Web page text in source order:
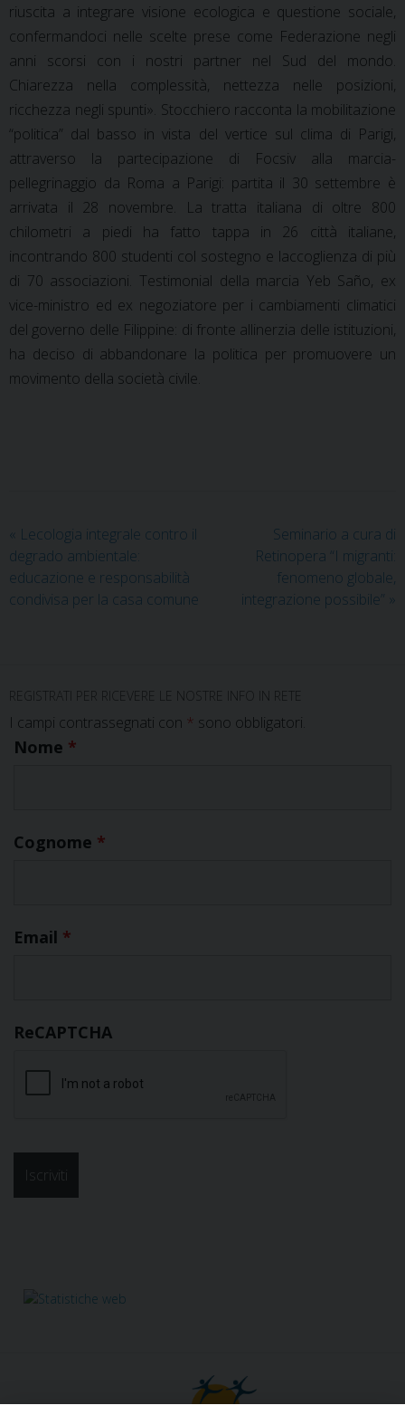
riuscita a integrare visione ecologica e questione sociale,
confermandoci nelle scelte prese come Federazione negli
anni scorsi con i nostri partner nel Sud del mondo.
Chiarezza nella complessità, nettezza nelle posizioni,
ricchezza negli spunti». Stocchiero racconta la mobilitazione
“politica” dal basso in vista del vertice sul clima di Parigi,
attraverso la partecipazione di Focsiv alla marcia-
pellegrinaggio da Roma a Parigi: partita il 30 settembre è
arrivata il 28 novembre. La tratta italiana di oltre 800
chilometri a piedi ha fatto tappa in 26 città italiane,
incontrando 800 studenti col sostegno e laccoglienza di più
di 70 associazioni. Testimonial della marcia Yeb Saño, ex
vice-ministro ed ex negoziatore per i cambiamenti climatici
del governo delle Filippine: di fronte allinerzia delle istituzioni,
ha deciso di abbandonare la politica per promuovere un
movimento della società civile.
« Lecologia integrale contro il
degrado ambientale:
educazione e responsabilità
condivisa per la casa comune
Seminario a cura di
Retinopera “I migranti:
fenomeno globale,
integrazione possibile” »
REGISTRATI PER RICEVERE LE NOSTRE INFO IN RETE
I campi contrassegnati con * sono obbligatori.
Nome *
Cognome *
Email *
ReCAPTCHA